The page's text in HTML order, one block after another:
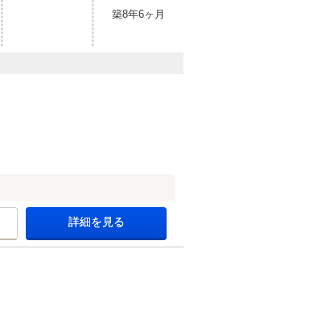
築8年6ヶ月
詳細を見る